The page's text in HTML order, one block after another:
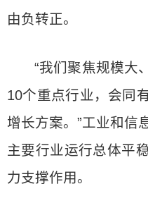
由负转正。
“我们聚焦规模大
10个重点行业，会同
增长方案。”工业和信
主要行业运行总体平
力支撑作用。